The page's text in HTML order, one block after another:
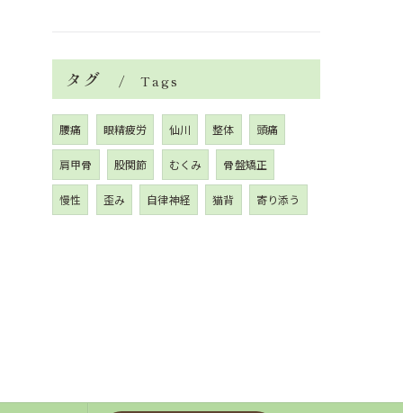
タグ Tags
腰痛 眼精疲労 仙川 整体 頭痛
肩甲骨 股関節 むくみ 骨盤矯正
慢性 歪み 自律神経 猫背 寄り添う